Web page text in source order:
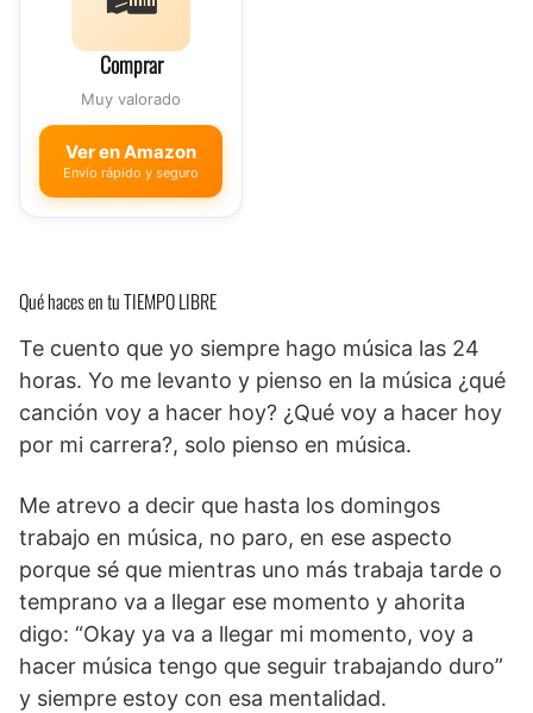
Comprar
Muy valorado
Ver en Amazon
Envío rápido y seguro
Qué haces en tu TIEMPO LIBRE
Te cuento que yo siempre hago música las 24
horas. Yo me levanto y pienso en la música ¿qué
canción voy a hacer hoy? ¿Qué voy a hacer hoy
por mi carrera?, solo pienso en música.
Me atrevo a decir que hasta los domingos
trabajo en música, no paro, en ese aspecto
porque sé que mientras uno más trabaja tarde o
temprano va a llegar ese momento y ahorita
digo: “Okay ya va a llegar mi momento, voy a
hacer música tengo que seguir trabajando duro”
y siempre estoy con esa mentalidad.